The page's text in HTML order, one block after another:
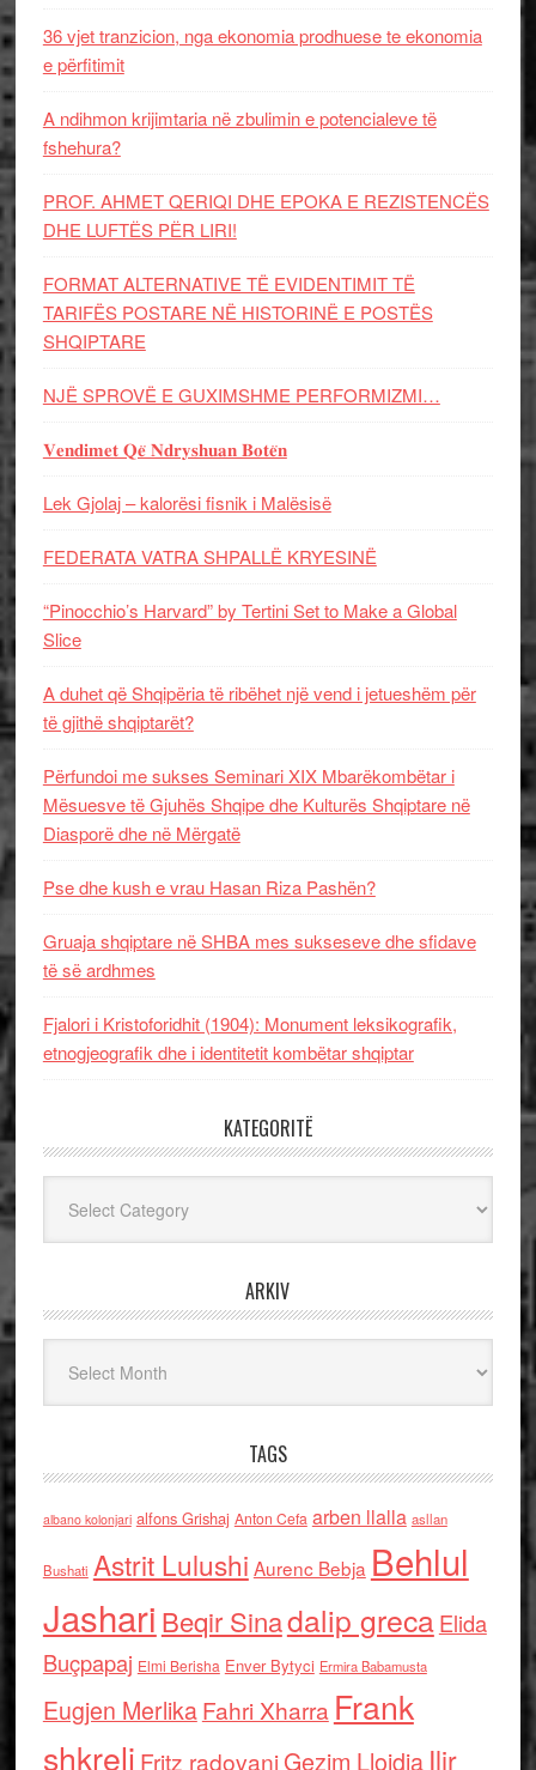
36 vjet tranzicion, nga ekonomia prodhuese te ekonomia
e përfitimit
A ndihmon krijimtaria në zbulimin e potencialeve të
fshehura?
PROF. AHMET QERIQI DHE EPOKA E REZISTENCЁS
DHE LUFTЁS PЁR LIRI!
FORMAT ALTERNATIVE TË EVIDENTIMIT TË
TARIFËS POSTARE NË HISTORINË E POSTËS
SHQIPTARE
NJË SPROVË E GUXIMSHME PERFORMIZMI…
𝐕𝐞𝐧𝐝𝐢𝐦𝐞𝐭 𝐐𝐞̈ 𝐍𝐝𝐫𝐲𝐬𝐡𝐮𝐚𝐧 𝐁𝐨𝐭𝐞̈𝐧
Lek Gjolaj – kalorësi fisnik i Malësisë
FEDERATA VATRA SHPALLË KRYESINË
“Pinocchio’s Harvard” by Tertini Set to Make a Global
Slice
A duhet që Shqipëria të ribëhet një vend i jetueshëm për
të gjithë shqiptarët?
Përfundoi me sukses Seminari XIX Mbarëkombëtar i
Mësuesve të Gjuhës Shqipe dhe Kulturës Shqiptare në
Diasporë dhe në Mërgatë
Pse dhe kush e vrau Hasan Riza Pashën?
Gruaja shqiptare në SHBA mes sukseseve dhe sfidave
të së ardhmes
Fjalori i Kristoforidhit (1904): Monument leksikografik,
etnogjeografik dhe i identitetit kombëtar shqiptar
KATEGORITË
ARKIV
TAGS
albano kolonjari alfons Grishaj Anton Cefa arben llalla asllan
Bushati Astrit Lulushi Aurenc Bebja Behlul
Jashari Beqir Sinadalip grecaElida
Buçpapaj Elmi Berisha Enver Bytyci Ermira Babamusta
Eugjen MerlikaFahri Xharra Frank
shkreli Fritz radovaniGezim Llojdia Ilir